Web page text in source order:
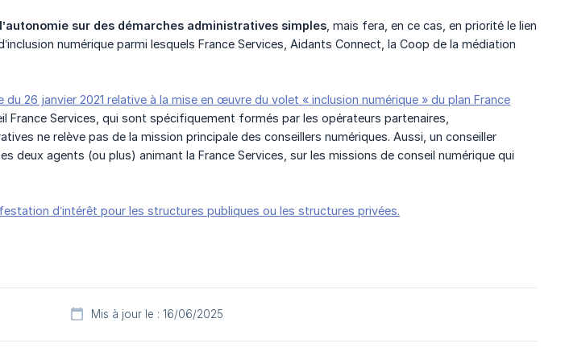
sur des démarches administratives simples , mais fera, en ce cas, en priorité le lien
numérique parmi lesquels France Services, Aidants Connect, la Coop de la médiation
26 janvier 2021 relative à la mise en œuvre du volet « inclusion numérique » du plan France
France Services, qui sont spécifiquement formés par les opérateurs partenaires,
ne relève pas de la mission principale des conseillers numériques. Aussi, un conseiller
deux agents (ou plus) animant la France Services, sur les missions de conseil numérique qui
d’intérêt pour les structures publiques ou les structures privées.
Mis à jour le : 16/06/2025